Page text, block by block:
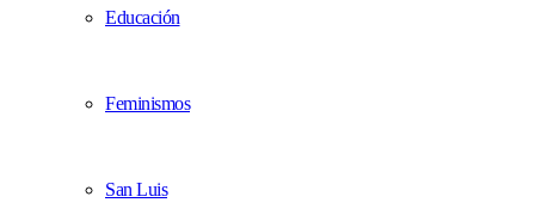
Educación
Feminismos
San Luis